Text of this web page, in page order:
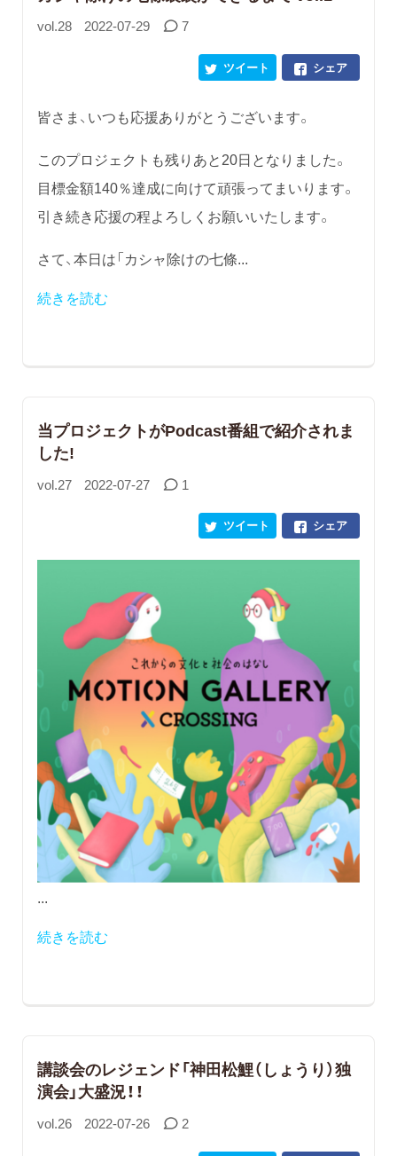
vol.28 2022-07-29 7
シェア
ツイート
皆さま、いつも応援ありがとうございます。
このプロジェクトも残りあと20日となりました。
目標金額140％達成に向けて頑張ってまいります。
引き続き応援の程よろしくお願いいたします。
さて、本日は「カシャ除けの七條...
続きを読む
当プロジェクトがPodcast番組で紹介されま
した!
vol.27 2022-07-27 1
シェア
ツイート
...
続きを読む
講談会のレジェンド「神田松鯉（しょうり）独
演会」大盛況！！
vol.26 2022-07-26 2